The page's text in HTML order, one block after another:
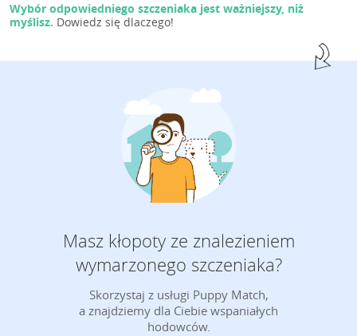
Wybór odpowiedniego szczeniaka jest ważniejszy, niż
myślisz. Dowiedz się dlaczego!
Masz kłopoty ze znalezieniem
wymarzonego szczeniaka?
Skorzystaj z usługi Puppy Match,
a znajdziemy dla Ciebie wspaniałych
hodowców.